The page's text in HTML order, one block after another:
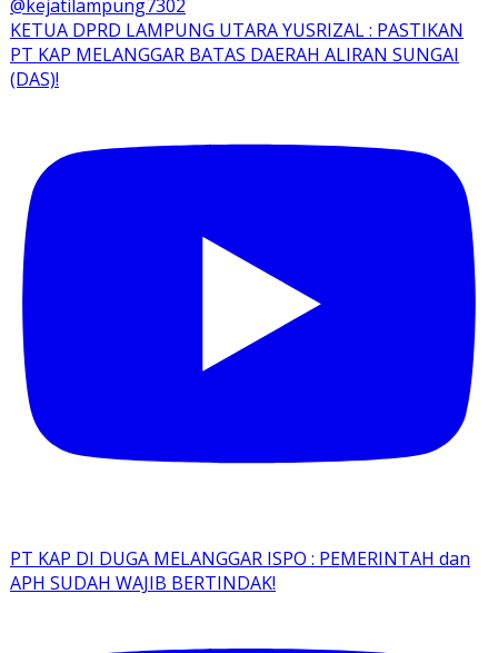
KETUA DPRD LAMPUNG UTARA YUSRIZAL : PASTIKAN
PT KAP MELANGGAR BATAS DAERAH ALIRAN SUNGAI
(DAS)!
PT KAP DI DUGA MELANGGAR ISPO : PEMERINTAH dan
APH SUDAH WAJIB BERTINDAK!